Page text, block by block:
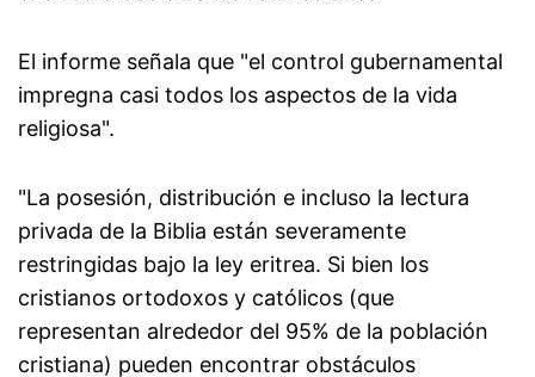
El informe señala que "el control gubernamental
impregna casi todos los aspectos de la vida
religiosa".
"La posesión, distribución e incluso la lectura
privada de la Biblia están severamente
restringidas bajo la ley eritrea. Si bien los
cristianos ortodoxos y católicos (que
representan alrededor del 95% de la población
cristiana) pueden encontrar obstáculos